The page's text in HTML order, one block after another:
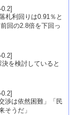
札利回りは0.91％と
回の2.8倍を下回っ
を検討していると
渉は依然困難」「民
そうだ」